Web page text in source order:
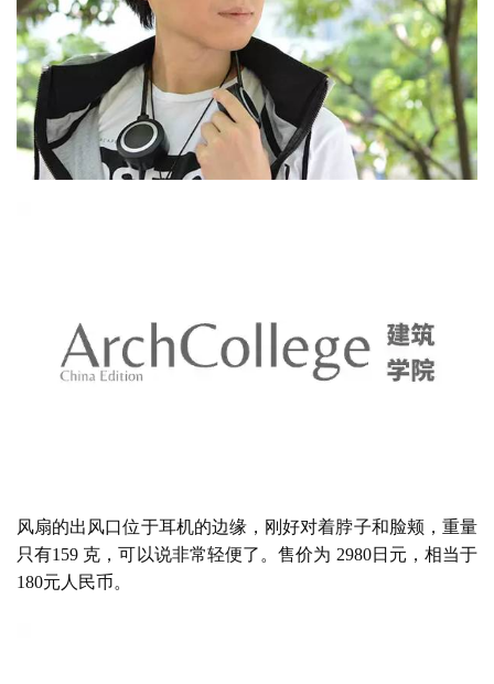
风扇的出风口位于耳机的边缘，刚好对着脖子和脸颊，重量
只有159 克，可以说非常轻便了。售价为 2980日元，相当于
180元人民币。